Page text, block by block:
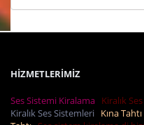
HİZMETLERİMİZ
Ses Sistemi Kiralama Kiralık
Kiralık Ses Sistemleri Kına